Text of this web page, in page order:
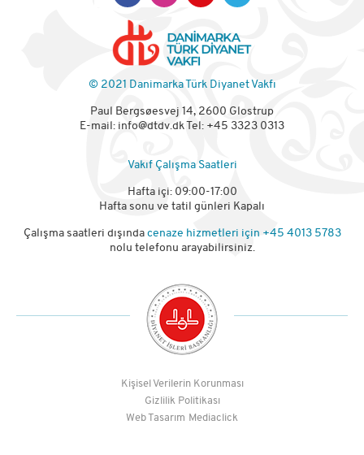
© 2021 Danimarka Türk Diyanet Vakfı
Paul Bergsøesvej 14, 2600 Glostrup
E-mail: info@dtdv.dk Tel: +45 3323 0313
Vakıf Çalışma Saatleri
Hafta içi: 09:00-17:00
Hafta sonu ve tatil günleri Kapalı
Çalışma saatleri dışında cenaze hizmetleri için +45 4013 5783
nolu telefonu arayabilirsiniz.
Kişisel Verilerin Korunması
Gizlilik Politikası
Web Tasarım Mediaclick